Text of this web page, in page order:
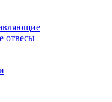
отвесы